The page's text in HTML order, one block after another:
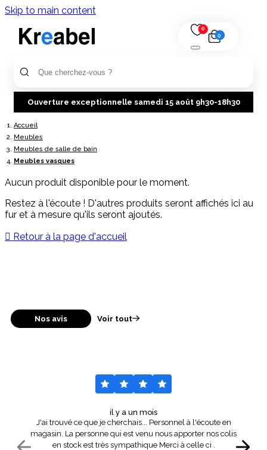
Skip to main content
0
0
Ouverture exceptionnelle samedi 15 août 9h30-18h30
Accueil
Meubles
Meubles de salle de bain
Meubles vasques
Aucun produit disponible pour le moment.
Restez à l'écoute ! D'autres produits seront affichés ici au
fur et à mesure qu'ils seront ajoutés.
 Retour à la page d'accueil
Nos avis Voir tout
il y a un mois
J'ai trouvé ce que je cherchais... Personnel à l'écoute en
magasin. La personne qui est venu nous apporter nos colis
en stock est très sympathique Merci à celle ci .